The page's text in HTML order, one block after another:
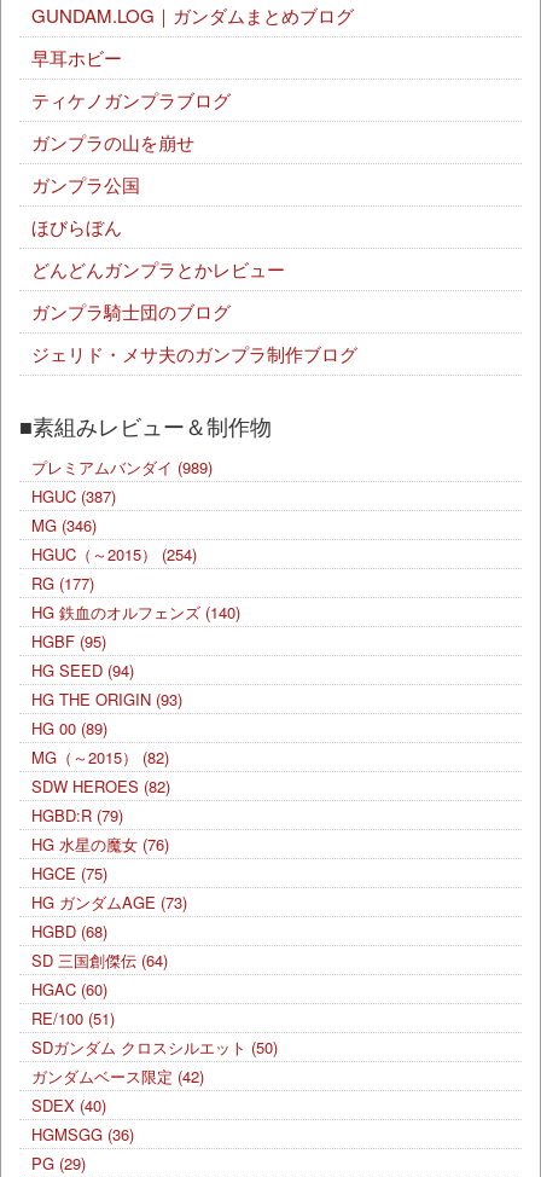
GUNDAM.LOG｜ガンダムまとめブログ
早耳ホビー
ティケノガンプラブログ
ガンプラの山を崩せ
ガンプラ公国
ほびらぼん
どんどんガンプラとかレビュー
ガンプラ騎士団のブログ
ジェリド・メサ夫のガンプラ制作ブログ
■素組みレビュー＆制作物
プレミアムバンダイ (989)
HGUC (387)
MG (346)
HGUC（～2015）
(254)
RG (177)
HG 鉄血のオルフェンズ (140)
HGBF (95)
HG SEED (94)
HG THE ORIGIN (93)
HG 00 (89)
MG（～2015）
(82)
SDW HEROES (82)
HGBD:R (79)
HG 水星の魔女 (76)
HGCE (75)
HG ガンダムAGE (73)
HGBD (68)
SD 三国創傑伝 (64)
HGAC (60)
RE/100 (51)
SDガンダム クロスシルエット (50)
ガンダムベース限定 (42)
SDEX (40)
HGMSGG (36)
PG (29)